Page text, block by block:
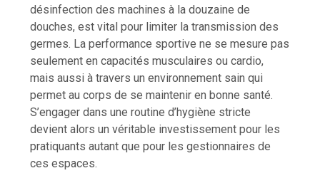
désinfection des machines à la douzaine de
douches, est vital pour limiter la transmission des
germes. La performance sportive ne se mesure pas
seulement en capacités musculaires ou cardio,
mais aussi à travers un environnement sain qui
permet au corps de se maintenir en bonne santé.
S’engager dans une routine d’hygiène stricte
devient alors un véritable investissement pour les
pratiquants autant que pour les gestionnaires de
ces espaces.